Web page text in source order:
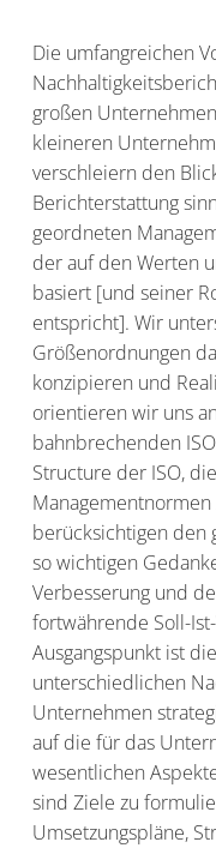
Die umfangreichen
großen
kleineren
verschleiern den
Berichterstattung
geordneten
der auf den Werten
basiert [und seiner
entspricht]. Wir
Größenordnungen
konzipieren und
orientieren wir uns
bahnbrechenden
Structure der ISO,
berücksichtigen den
so wichtigen
Verbesserung und
fortwährende Soll-
Ausgangspunkt ist
unterschiedlichen
Unternehmen
auf die für das
wesentlichen
sind Ziele zu
Umsetzungspläne,